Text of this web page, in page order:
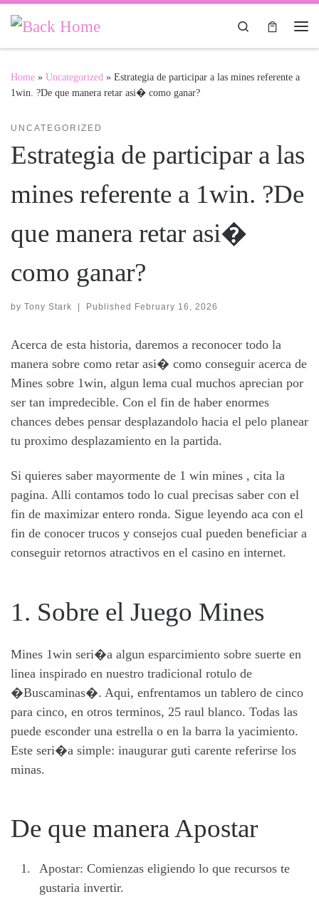
Skip to content
Search
Home » Uncategorized » Estrategia de participar a las mines referente a
1win. ?De que manera retar asi� como ganar?
UNCATEGORIZED
Estrategia de participar a las
mines referente a 1win. ?De
que manera retar asi�
como ganar?
by Tony Stark | Published February 16, 2026
Acerca de esta historia, daremos a reconocer todo la
manera sobre como retar asi� como conseguir acerca de
Mines sobre 1win, algun lema cual muchos aprecian por
ser tan impredecible. Con el fin de haber enormes
chances debes pensar desplazandolo hacia el pelo planear
tu proximo desplazamiento en la partida.
Si quieres saber mayormente de 1 win mines , cita la
pagina. Alli contamos todo lo cual precisas saber con el
fin de maximizar entero ronda. Sigue leyendo aca con el
fin de conocer trucos y consejos cual pueden beneficiar a
conseguir retornos atractivos en el casino en internet.
1. Sobre el Juego Mines
Mines 1win seri�a algun esparcimiento sobre suerte en
linea inspirado en nuestro tradicional rotulo de
�Buscaminas�. Aqui, enfrentamos un tablero de cinco
para cinco, en otros terminos, 25 raul blanco. Todas las
puede esconder una estrella o en la barra la yacimiento.
Este seri�a simple: inaugurar guti carente referirse los
minas.
De que manera Apostar
Apostar: Comienzas eligiendo lo que recursos te
gustaria invertir.